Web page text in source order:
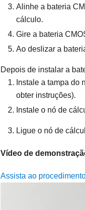
Alinhe a bateria
cálculo.
Gire a bateria
Ao deslizar a
Depois de instalar a
Instale a tampa do
obter instruções).
Instale o nó de
Ligue o nó de
Vídeo de
Assista ao